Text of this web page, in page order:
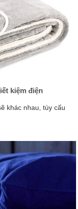
kiệm điện
khác nhau, tùy cấu